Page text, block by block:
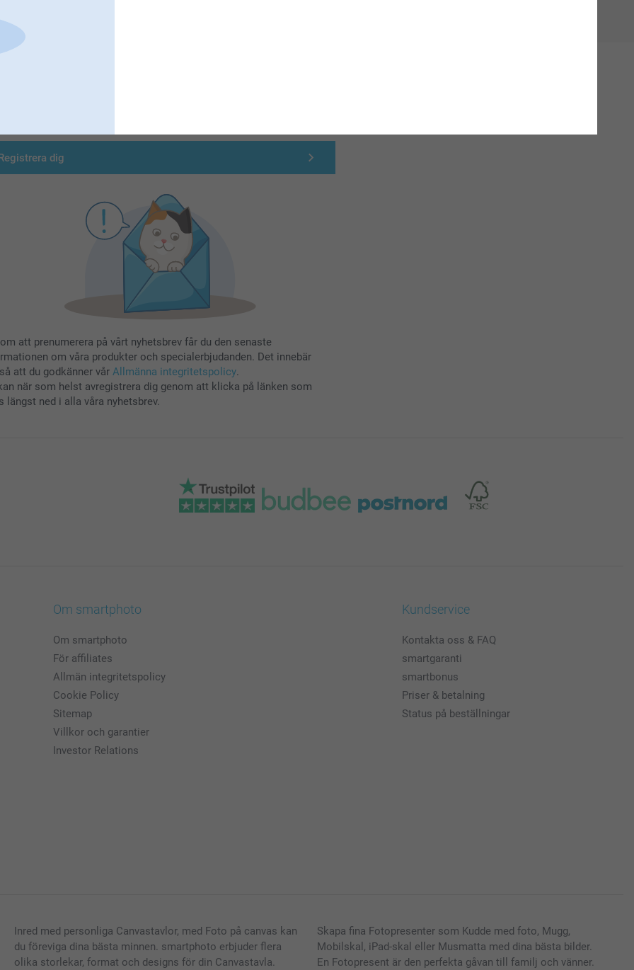
dig
att prenumerera på vårt nyhetsbrev får du den senaste
om våra produkter och specialerbjudanden. Det innebär
att du godkänner vår Allmänna integritetspolicy.
när som helst avregistrera dig genom att klicka på länken som
längst ned i alla våra nyhetsbrev.
Om smartphoto
Om smartphoto
För affiliates
Allmän integritetspolicy
Cookie Policy
Sitemap
Villkor och garantier
Investor Relations
Kundservice
Kontakta oss & FAQ
smartgaranti
smartbonus
Priser & betalning
Status på beställningar
Inred med personliga Canvastavlor, med Foto på canvas kan
du föreviga dina bästa minnen. smartphoto erbjuder flera
olika storlekar, format och designs för din Canvastavla.
Skapa fina Fotopresenter som Kudde med foto, Mugg,
Mobilskal, iPad-skal eller Musmatta med dina bästa bilder.
En Fotopresent är den perfekta gåvan till familj och vänner.